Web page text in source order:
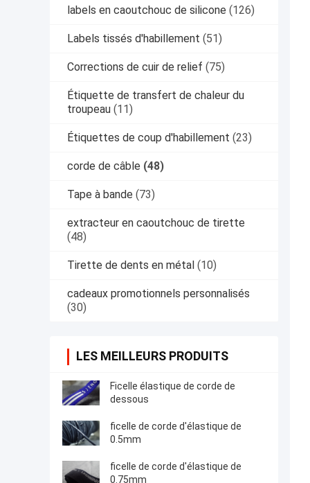
labels en caoutchouc de silicone (126)
Labels tissés d'habillement (51)
Corrections de cuir de relief (75)
Étiquette de transfert de chaleur du
troupeau (11)
Étiquettes de coup d'habillement (23)
corde de câble (48)
Tape à bande (73)
extracteur en caoutchouc de tirette
(48)
Tirette de dents en métal (10)
cadeaux promotionnels personnalisés
(30)
LES MEILLEURS PRODUITS
Ficelle élastique de corde de
dessous
ficelle de corde d'élastique de
0.5mm
ficelle de corde d'élastique de
0.75mm